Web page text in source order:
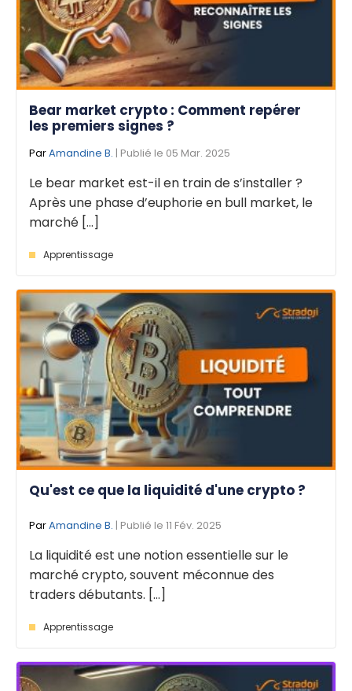
Bear market crypto : Comment repérer
les premiers signes ?
ParAmandine B. | Publié le 05 Mar. 2025
Le bear market est-il en train de s’installer ?
Après une phase d’euphorie en bull market, le
marché [...]
Apprentissage
Qu'est ce que la liquidité d'une crypto ?
ParAmandine B. | Publié le 11 Fév. 2025
La liquidité est une notion essentielle sur le
marché crypto, souvent méconnue des
traders débutants. [...]
Apprentissage